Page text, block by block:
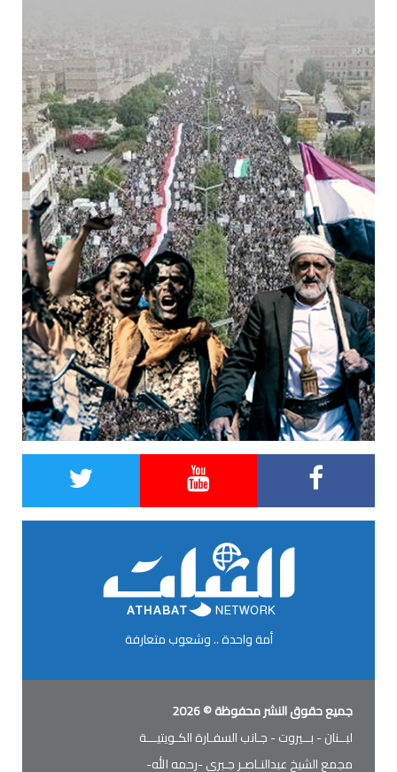
أمة واحدة .. وشعوب متعارفة
جميع حقوق النشر محفوظة © 2026
لبــنان - بــيروت - جـانب السفـارة الكـويتيـــة
مجمع الشيخ عبدالنـاصـر جـبري -رحمه الله-